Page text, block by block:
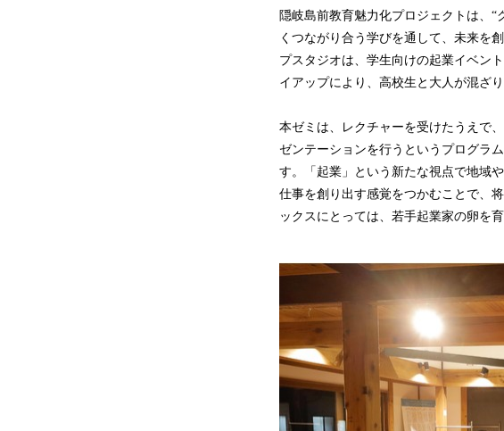
隠岐島前教育魅力化プロジェクトは、
くつながり合う学びを通して、未来を
プスタジオは、学生向けの起業イベン
イアップにより、高校生と大人が混ざ
本ゼミは、レクチャーを受けたうえで
ゼンテーションを行うというプログラ
す。「起業」という新たな視点で地域
仕事を創り出す感覚をつかむことで、
ックスにとっては、若手起業家の卵を